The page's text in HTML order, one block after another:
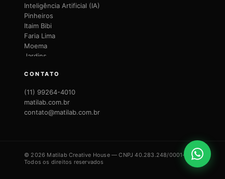
Inteligência Artificial (IA)
Pinheiros
Itaim Bibi
Faria Lima
Moema
Jardins
Vila Mariana
Santana
Lapa
Perdizes
Santo Amaro
Guarulhos
CONTATO
(11) 99264-4010
matilab.com.br
contato@matilab.com.br
© 2026 Matilab Creative House — CNPJ 40.283.248/0001-21
Todos os direitos reservados